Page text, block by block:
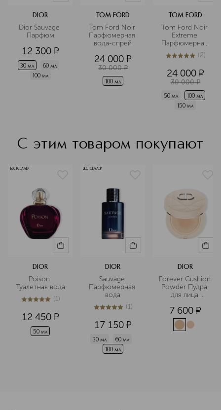
DIOR
Dior Sauvage
Парфюм
12 300 ¤
30 мл
60 мл
100 мл
TOM FORD
Tom Ford Noir
Парфюмерная
вода-спрей
24 000 ¤
30 000 ¤
100 мл
TOM FORD
Tom Ford Noir
Extreme
Парфюмерная
вода
5из 52 (2)
24 000 ¤
30 000 ¤
50 мл
100 мл
150 мл
С этим товаром покупают
БЕСТСЕЛЛЕР
DIOR
Poison
Туалетная вода
5из 51 (1)
12 450 ¤
50 мл
БЕСТСЕЛЛЕР
DIOR
Sauvage
Парфюмерная
вода
5из 51 (1)
17 150 ¤
30 мл
60 мл
100 мл
DIOR
Forever Cushion
Powder Пудра
для лица
7 600 ¤